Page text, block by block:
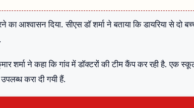
का आश्वासन दिया. सीएस डॉ शर्मा ने बताया कि डायरिया से
शर्मा ने कहा कि गांव में डॉक्टरों की टीम कैंप कर रही है. एक
करा दी गयी हैं.